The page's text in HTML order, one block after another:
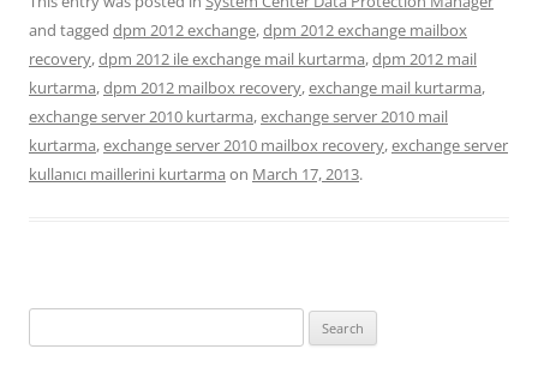
and tagged dpm 2012 exchange,dpm 2012 exchange mailbox
recovery,dpm 2012 ile exchange mail kurtarma,dpm 2012 mail
kurtarma,dpm 2012 mailbox recovery,exchange mail kurtarma,
exchange server 2010 kurtarma,exchange server 2010 mail
kurtarma,exchange server 2010 mailbox recovery,exchange server
kullanıcı maillerini kurtarma on March 17, 2013.
for: